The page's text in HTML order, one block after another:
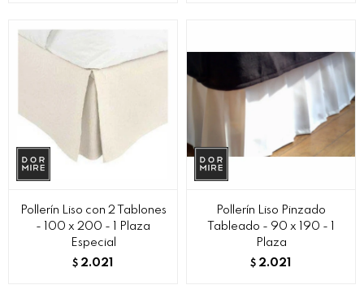
Pollerín Liso con 2 Tablones
- 100 x 200 - 1 Plaza
Especial
$ 2.021
Pollerín Liso Pinzado
Tableado - 90 x 190 - 1
Plaza
$ 2.021